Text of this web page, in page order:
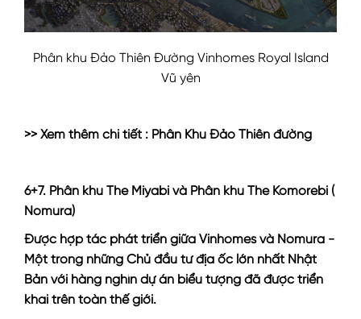
Phân khu Đảo Thiên Đường Vinhomes Royal Island
Vũ yên
>> Xem thêm chi tiết : Phân Khu Đảo Thiên đường
6+7. Phân khu The Miyabi và Phân khu The Komorebi (
Nomura)
Được hợp tác phát triển giữa Vinhomes và Nomura -
Một trong những Chủ đầu tư địa ốc lớn nhất Nhật
Bản với hàng nghìn dự án biểu tượng đã được triển
khai trên toàn thế giới.